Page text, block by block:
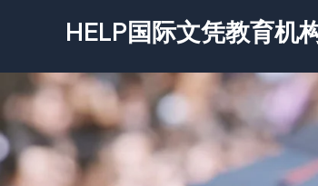
容
HELP国际文凭教育机